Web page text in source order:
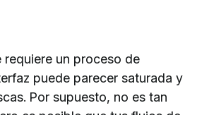
un proceso de
puede parecer saturada y
Por supuesto, no es tan